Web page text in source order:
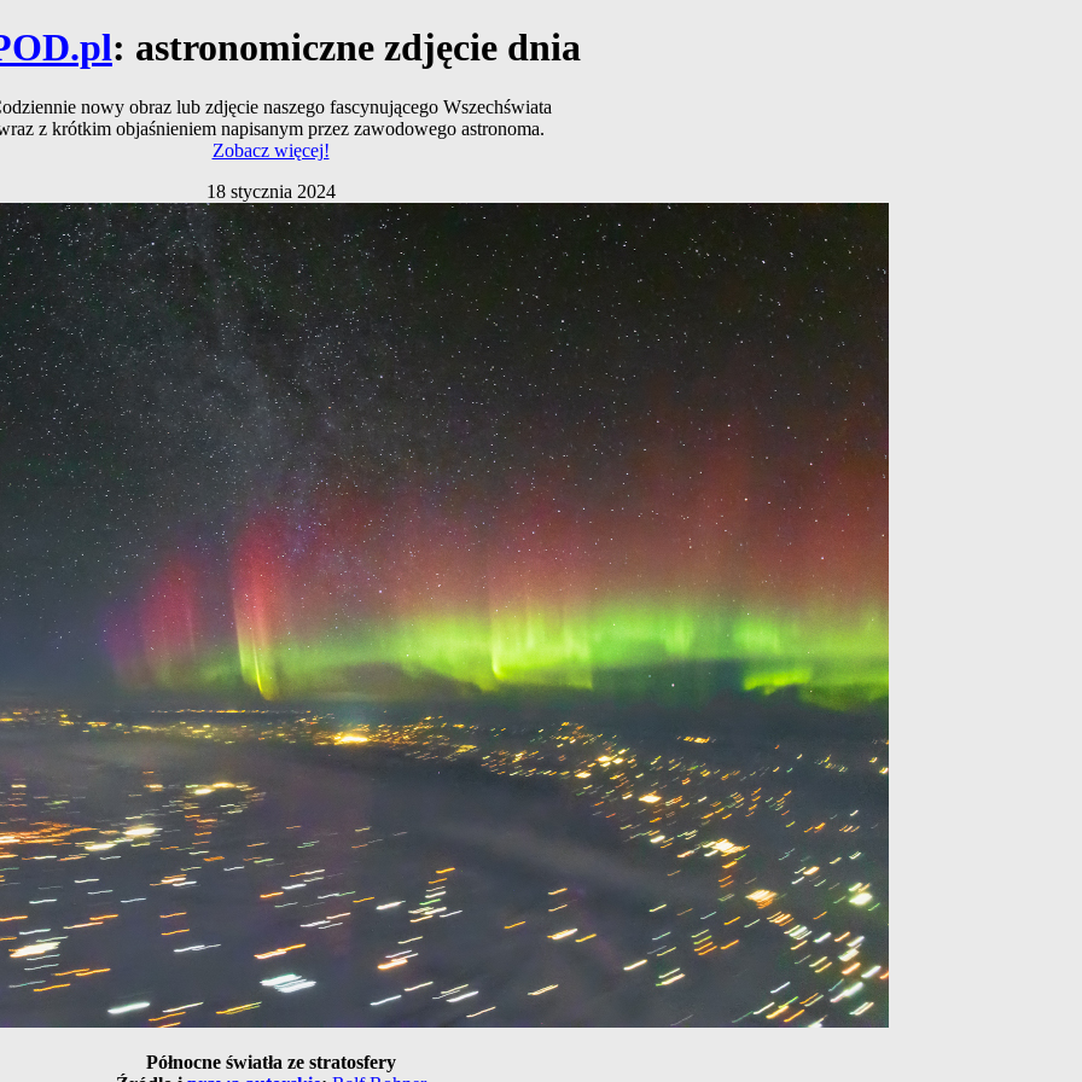
: astronomiczne zdjęcie dnia
nowy obraz lub zdjęcie naszego fascynującego Wszechświata
z krótkim objaśnieniem napisanym przez zawodowego astronoma.
Zobacz więcej!
18 stycznia 2024
Północne światła ze stratosfery